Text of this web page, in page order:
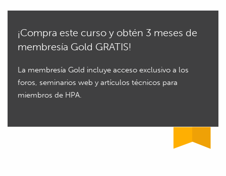
¡Compra este curso y obtén 3 meses de
membresía Gold GRATIS!
La membresía Gold incluye acceso exclusivo a los
foros, seminarios web y artículos técnicos para
miembros de HPA.